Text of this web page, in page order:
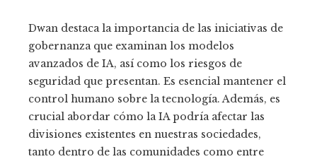
Dwan destaca la importancia de las iniciativas de
gobernanza que examinan los modelos
avanzados de IA, así como los riesgos de
seguridad que presentan. Es esencial mantener el
control humano sobre la tecnología. Además, es
crucial abordar cómo la IA podría afectar las
divisiones existentes en nuestras sociedades,
tanto dentro de las comunidades como entre